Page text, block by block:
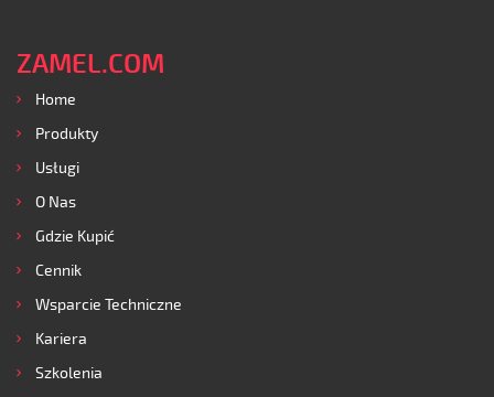
ZAMEL.COM
Home
Produkty
Usługi
O Nas
Gdzie Kupić
Cennik
Wsparcie Techniczne
Kariera
Szkolenia